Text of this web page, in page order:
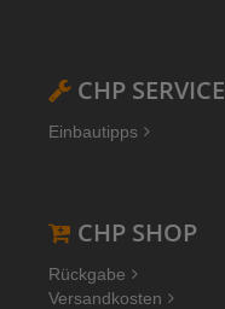
CHP SERVICE
Einbautipps
CHP SHOP
Rückgabe
Versandkosten